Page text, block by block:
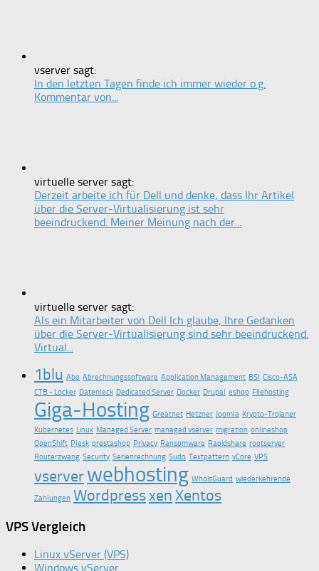
vserver sagt:
In den letzten Tagen finde ich immer wieder o.g.
Kommentar von...
virtuelle server sagt:
Derzeit arbeite ich für Dell und denke, dass Ihr Artikel
über die Server-Virtualisierung ist sehr
beeindruckend. Meiner Meinung nach der...
virtuelle server sagt:
Als ein Mitarbeiter von Dell Ich glaube, Ihre Gedanken
über die Server-Virtualisierung sind sehr beeindruckend.
Virtual...
1blu Abo Abrechnungssoftware Application Management BSI Cisco-ASA
CTB - Locker Datenleck Dedicated Server Docker Drupal eshop Filehosting
Giga-Hosting Greatnet Hetzner Joomla Krypto-Trojaner
Kubernetes Linux Managed Server managed vserver migration onlineshop
OpenShift Plesk prestashop Privacy Ransomware Rapidshare rootserver
Routerzwang Security Serienrechnung Sudo Textpattern vCore VPS
vserverwebhosting WhoisGuard wiederkehrende
Zahlungen WordpressxenXentos
VPS Vergleich
Linux vServer (VPS)
Windows vServer